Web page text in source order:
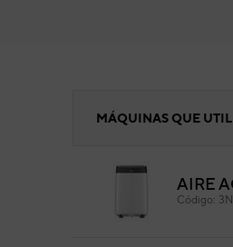
MÁQUINAS QUE
AIRE
Código: